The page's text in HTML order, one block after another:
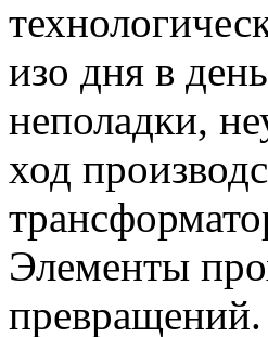
изо дня в
неполадки,
ход
Элементы
превращений.